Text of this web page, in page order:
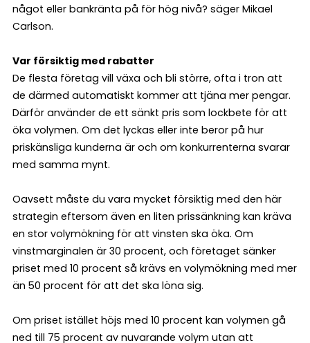
något eller bankränta på för hög nivå? säger Mikael
Carlson.
Var försiktig med rabatter
De flesta företag vill växa och bli större, ofta i tron att
de därmed automatiskt kommer att tjäna mer pengar.
Därför använder de ett sänkt pris som lockbete för att
öka volymen. Om det lyckas eller inte beror på hur
priskänsliga kunderna är och om konkurrenterna svarar
med samma mynt.
Oavsett måste du vara mycket försiktig med den här
strategin eftersom även en liten prissänkning kan kräva
en stor volymökning för att vinsten ska öka. Om
vinstmarginalen är 30 procent, och företaget sänker
priset med 10 procent så krävs en volymökning med mer
än 50 procent för att det ska löna sig.
Om priset istället höjs med 10 procent kan volymen gå
ned till 75 procent av nuvarande volym utan att